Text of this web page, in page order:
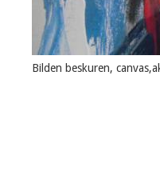
Bilden beskuren,